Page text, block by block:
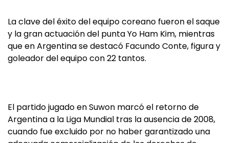
La clave del éxito del equipo coreano fueron el saque
y la gran actuación del punta Yo Ham Kim, mientras
que en Argentina se destacó Facundo Conte, figura y
goleador del equipo con 22 tantos.
El partido jugado en Suwon marcó el retorno de
Argentina a la Liga Mundial tras la ausencia de 2008,
cuando fue excluido por no haber garantizado una